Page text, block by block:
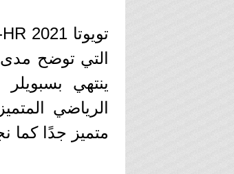
التي توضح
ينتهي
متميز جدًا كما